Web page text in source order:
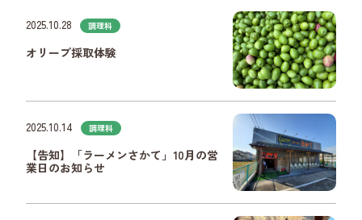
2025.10.28 調理科
オリーブ採取体験
2025.10.14 調理科
【告知】「ラーメンさかて」10月の営
業日のお知らせ